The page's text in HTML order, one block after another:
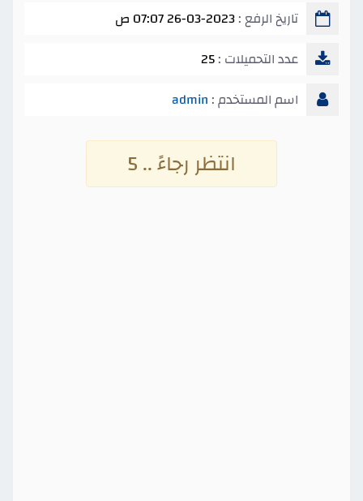
تاريخ الرفع :26-03-2023 07:07 ص
عدد التحميلات :25
اسم المستخدم : admin
انتظر رجاءً .. 4